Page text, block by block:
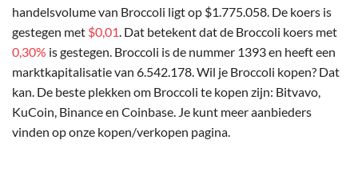
handelsvolume van Broccoli ligt op $1.775.058. De koers is
gestegen met $0,01. Dat betekent dat de Broccoli koers met
0,30% is gestegen. Broccoli is de nummer 1393 en heeft een
marktkapitalisatie van 6.542.178. Wil je Broccoli kopen? Dat
kan. De beste plekken om Broccoli te kopen zijn: Bitvavo,
KuCoin, Binance en Coinbase. Je kunt meer aanbieders
vinden op onze kopen/verkopen pagina.